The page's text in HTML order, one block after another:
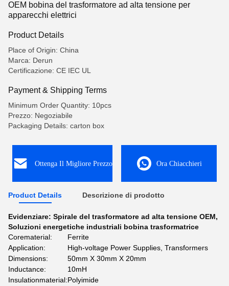
OEM bobina del trasformatore ad alta tensione per
apparecchi elettrici
Product Details
Place of Origin: China
Marca: Derun
Certificazione: CE IEC UL
Payment & Shipping Terms
Minimum Order Quantity: 10pcs
Prezzo: Negoziabile
Packaging Details: carton box
Ottenga Il Migliore Prezzo Ora Chiacchieri
Product Details Descrizione di prodotto
Evidenziare: Spirale del trasformatore ad alta tensione OEM,
Soluzioni energetiche industriali bobina trasformatrice
Corematerial:
Ferrite
Application:
High-voltage Power Supplies, Transformers
Dimensions:
50mm X 30mm X 20mm
Inductance:
10mH
Insulationmaterial:Polyimide